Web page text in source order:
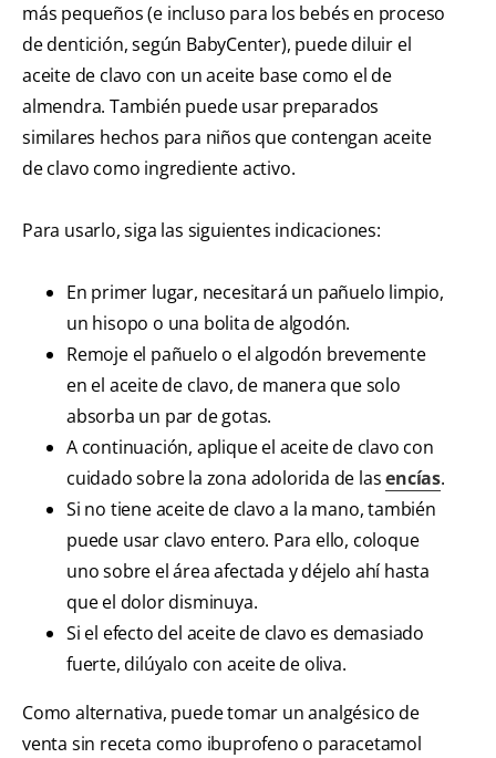
más pequeños (e incluso para los bebés en proceso
de dentición, según BabyCenter), puede diluir el
aceite de clavo con un aceite base como el de
almendra. También puede usar preparados
similares hechos para niños que contengan aceite
de clavo como ingrediente activo.
Para usarlo, siga las siguientes indicaciones:
En primer lugar, necesitará un pañuelo limpio,
un hisopo o una bolita de algodón.
Remoje el pañuelo o el algodón brevemente
en el aceite de clavo, de manera que solo
absorba un par de gotas.
A continuación, aplique el aceite de clavo con
cuidado sobre la zona adolorida de lasencías.
Si no tiene aceite de clavo a la mano, también
puede usar clavo entero. Para ello, coloque
uno sobre el área afectada y déjelo ahí hasta
que el dolor disminuya.
Si el efecto del aceite de clavo es demasiado
fuerte, dilúyalo con aceite de oliva.
Como alternativa, puede tomar un analgésico de
venta sin receta como ibuprofeno o paracetamol